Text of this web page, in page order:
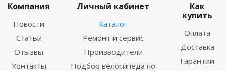
Компания
Новости
Статьи
Отызвы
Контакты
Личный кабинет
Каталог
Ремонт и сервис
Производители
Подбор велосипеда по
Как
купить
Оплата
Доставка
Гарантии